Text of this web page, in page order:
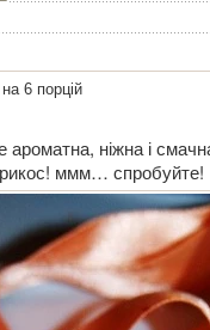
6 порцій
ніжна і
ммм… спробуйте!